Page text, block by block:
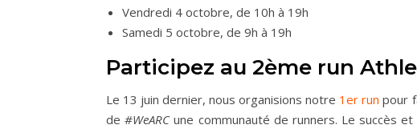
Vendredi 4 octobre, de 10h à 19h
Samedi 5 octobre, de 9h à 19h
Participez au 2ème run
Le 13 juin dernier, nous organisions notre 1er run pour
de#WeARCune communauté de runners. Le succès